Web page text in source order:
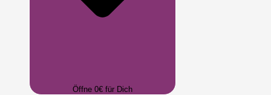
Öffne 0€ für Dich